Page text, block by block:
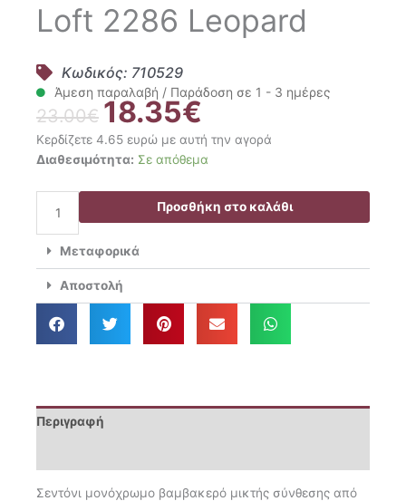
Loft 2286 Leopard
Κωδικός: 710529
Άμεση παραλαβή / Παράδοση σε 1 - 3 ημέρες
23.00€ Original
price
was:
23.00€.
18.35€
τρέχουσα
τιμή
είναι:
18.35€.
Κερδίζετε 4.65 ευρώ με αυτή την αγορά
Διαθεσιμότητα: Σε απόθεμα
Greenwich
Σεντόνι
Υπέρδιπλο
Με
Λάστιχο
Loft
Προσθήκη στο καλάθι
Μεταφορικά
Αποστολή
Περιγραφή
Σεντόνι μονόχρωμο βαμβακερό μικτής σύνθεσης από